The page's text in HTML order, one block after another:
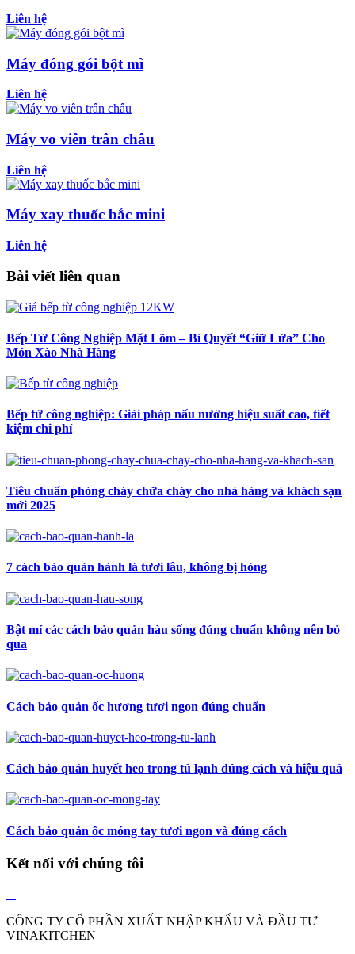
Liên hệ
Máy đóng gói bột mì
Liên hệ
Máy vo viên trân châu
Liên hệ
Máy xay thuốc bắc mini
Liên hệ
Bài viết liên quan
Bếp Từ Công Nghiệp Mặt Lõm – Bí Quyết “Giữ Lửa” Cho
Món Xào Nhà Hàng
Bếp từ công nghiệp: Giải pháp nấu nướng hiệu suất cao, tiết
kiệm chi phí
Tiêu chuẩn phòng cháy chữa cháy cho nhà hàng và khách sạn
mới 2025
7 cách bảo quản hành lá tươi lâu, không bị hỏng
Bật mí các cách bảo quản hàu sống đúng chuẩn không nên bỏ
qua
Cách bảo quản ốc hương tươi ngon đúng chuẩn
Cách bảo quản huyết heo trong tủ lạnh đúng cách và hiệu quả
Cách bảo quản ốc móng tay tươi ngon và đúng cách
Kết nối với chúng tôi
CÔNG TY CỔ PHẦN XUẤT NHẬP KHẨU VÀ ĐẦU TƯ
VINAKITCHEN